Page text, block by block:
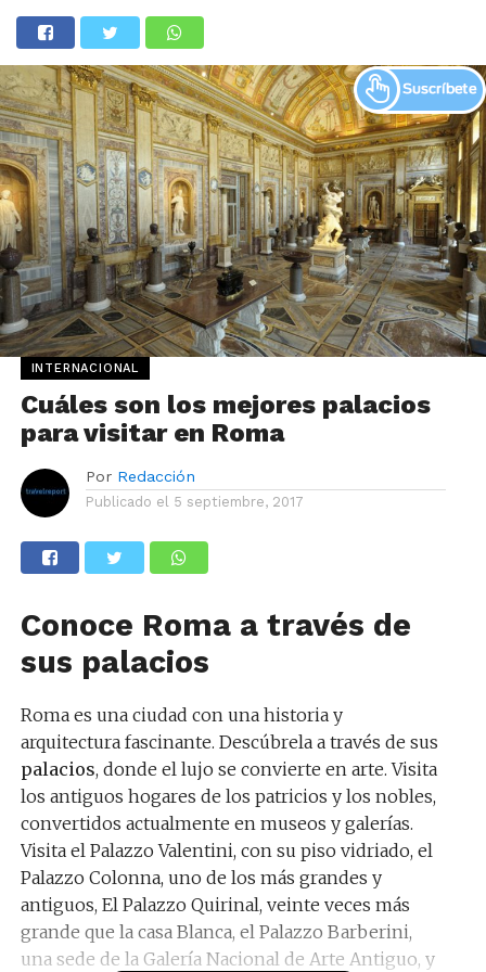
INTERNACIONAL
Cuáles son los mejores palacios
para visitar en Roma
Por Redacción
Publicado el 5 septiembre, 2017
Conoce Roma a través de
sus palacios
Roma es una ciudad con una historia y
arquitectura fascinante. Descúbrela a través de sus
palacios, donde el lujo se convierte en arte. Visita
los antiguos hogares de los patricios y los nobles,
convertidos actualmente en museos y galerías.
Visita el Palazzo Valentini, con su piso vidriado, el
Palazzo Colonna, uno de los más grandes y
antiguos, El Palazzo Quirinal, veinte veces más
grande que la casa Blanca, el Palazzo Barberini,
una sede de la Galería Nacional de Arte Antiguo, y